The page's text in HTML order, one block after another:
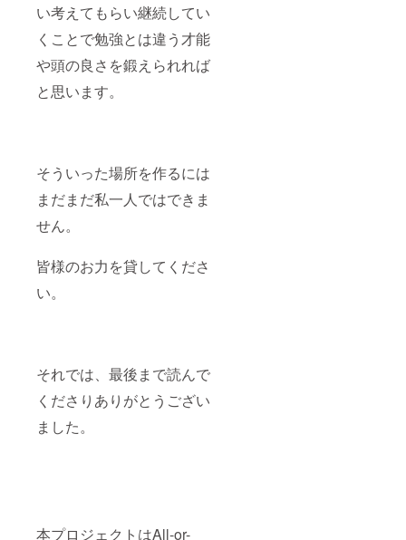
い考えてもらい継続してい
くことで勉強とは違う才能
や頭の良さを鍛えられれば
と思います。
そういった場所を作るには
まだまだ私一人ではできま
せん。
皆様のお力を貸してくださ
い。
それでは、最後まで読んで
くださりありがとうござい
ました。
本プロジェクトはAll-or-